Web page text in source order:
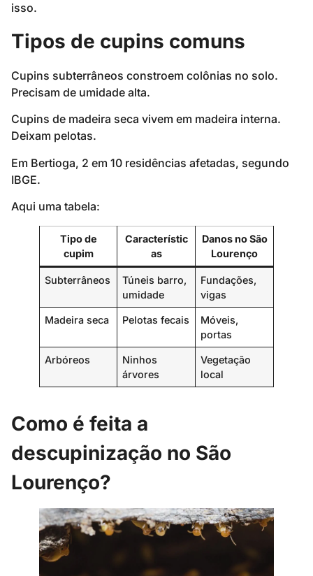
isso.
Tipos de cupins comuns
Cupins subterrâneos constroem colônias no solo.
Precisam de umidade alta.
Cupins de madeira seca vivem em madeira interna.
Deixam pelotas.
Em Bertioga, 2 em 10 residências afetadas, segundo
IBGE.
Aqui uma tabela:
Tipo de
cupim
Característic
as
Danos no São
Lourenço
Subterrâneos
Túneis barro,
umidade
Fundações,
vigas
Madeira seca Pelotas fecais
Móveis,
portas
Arbóreos
Ninhos
árvores
Vegetação
local
Como é feita a
descupinização no São
Lourenço?